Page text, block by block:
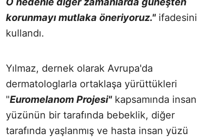
korunmayı mutlaka öneriyoruz."ifadesini
kullandı.
Yılmaz, dernek olarak Avrupa'da
dermatologlarla ortaklaşa yürüttükleri
"Euromelanom Projesi"kapsamında insan
yüzünün bir tarafında bebeklik, diğer
tarafında yaşlanmış ve hasta insan yüzü